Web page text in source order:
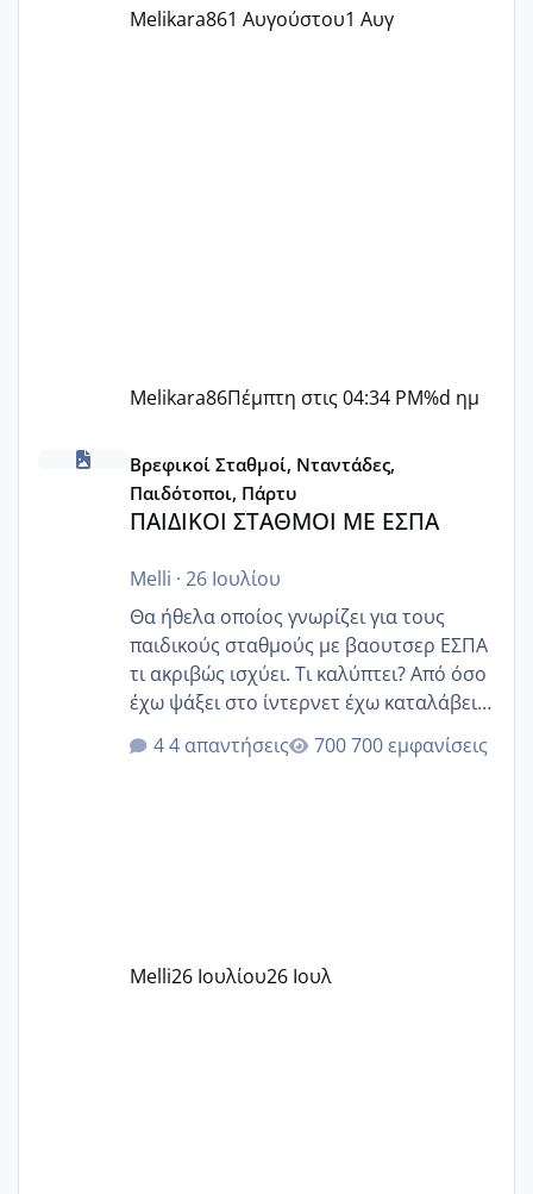
Melikara861 Αυγούστου1 Αυγ
Melikara86Πέμπτη στις 04:34 PM%d ημ
ΠΑΙΔΙΚΟΙ ΣΤΑΘΜΟΙ ΜΕ ΕΣΠΑ
Βρεφικοί Σταθμοί, Νταντάδες,
Παιδότοποι, Πάρτυ
ΠΑΙΔΙΚΟΙ ΣΤΑΘΜΟΙ ΜΕ ΕΣΠΑ
Melli · 26 Ιουλίου
Θα ήθελα οποίος γνωρίζει για τους
παιδικούς σταθμούς με βαουτσερ ΕΣΠΑ
τι ακριβώς ισχύει. Τι καλύπτει? Από όσο
έχω ψάξει στο ίντερνετ έχω καταλάβει
ότι το βαουτσερ καλύπτει όλα τα
δίδακτρα και τα τροφεια του ιδιωτικού
Εγώ πήγα σε έναν ιδιωτικό παιδικό στ
4 απαντήσεις 700 εμφανίσεις
Melli26 Ιουλίου26 Ιουλ